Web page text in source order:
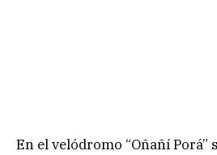
En el velódromo “Oñañí Porá”